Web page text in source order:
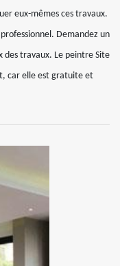
eux-mêmes ces travaux.
Demandez un
des travaux. Le peintre Site
car elle est gratuite et